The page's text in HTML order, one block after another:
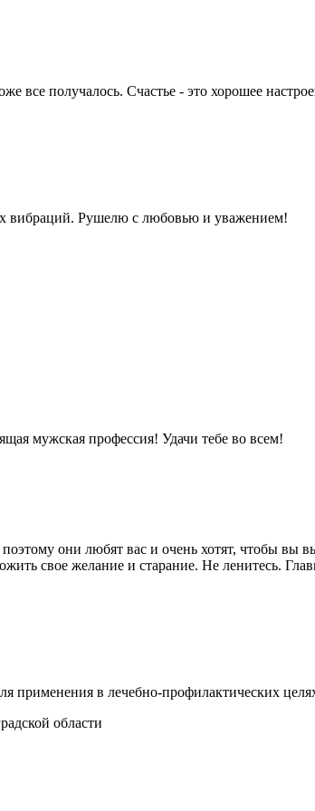
получалось. Счастье - это хорошее
вибраций. Рушелю с любовью и уважением!
мужская профессия! Удачи тебе во всем!
они любят вас и очень хотят, чтобы
свое желание и старание. Не ленитесь.
применения в лечебно-профилактических
области